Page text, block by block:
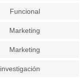
Funcional
Marketing
Marketing